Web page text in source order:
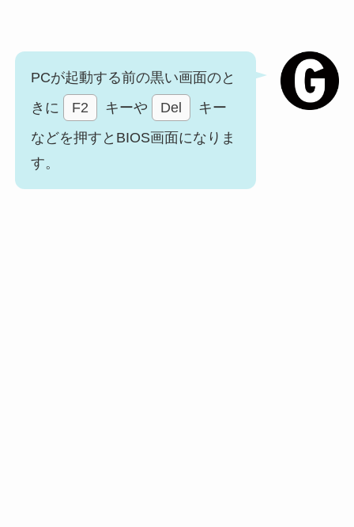
PCが起動する前の黒い画面のと
きに
F2 キーや Del
キー
などを押すとBIOS画面になりま
す。